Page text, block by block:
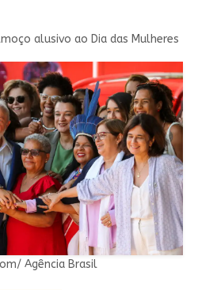
alusivo ao Dia das Mulheres
Agência Brasil